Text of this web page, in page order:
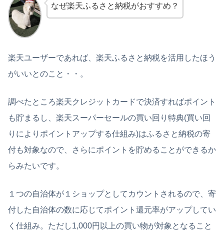
なぜ楽天ふるさと納税がおすすめ？
楽天ユーザーであれば、楽天ふるさと納税を活用したほう
がいいとのこと・・。
調べたところ楽天クレジットカードで決済すればポイント
も貯まるし、楽天スーパーセールの買い回り特典(買い回
りによりポイントアップする仕組み)はふるさと納税の寄
付も対象なので、さらにポイントを貯めることができるか
らみたいです。
１つの自治体が１ショップとしてカウントされるので、寄
付した自治体の数に応じてポイント還元率がアップしてい
く仕組み。ただし1,000円以上の買い物が対象となること